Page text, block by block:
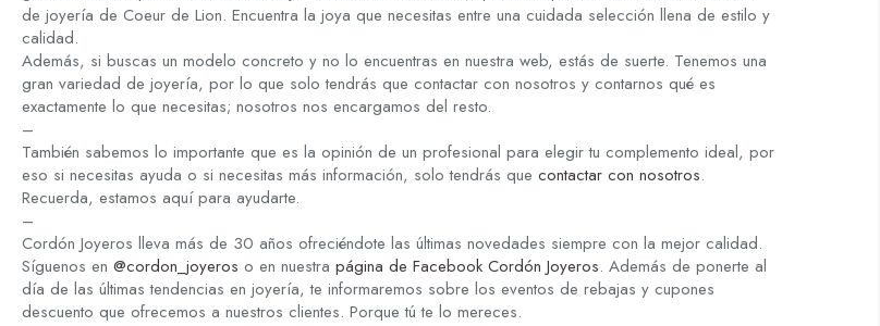
de joyería de Coeur de Lion. Encuentra la joya que necesitas entre una cuidada selección llena de estilo y
calidad.
Además, si buscas un modelo concreto y no lo encuentras en nuestra web, estás de suerte. Tenemos una
gran variedad de joyería, por lo que solo tendrás que contactar con nosotros y contarnos qué es
exactamente lo que necesitas; nosotros nos encargamos del resto.
–
También sabemos lo importante que es la opinión de un profesional para elegir tu complemento ideal, por
eso si necesitas ayuda o si necesitas más información, solo tendrás que contactar con nosotros.
Recuerda, estamos aquí para ayudarte.
–
Cordón Joyeros lleva más de 30 años ofreciéndote las últimas novedades siempre con la mejor calidad.
Síguenos en @cordon_joyeros o en nuestra página de Facebook Cordón Joyeros. Además de ponerte al
día de las últimas tendencias en joyería, te informaremos sobre los eventos de rebajas y cupones
descuento que ofrecemos a nuestros clientes. Porque tú te lo mereces.